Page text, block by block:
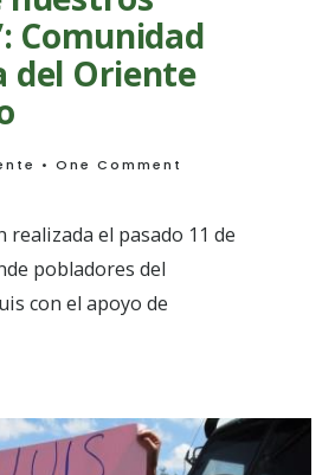
Comunidad
del Oriente
• One Comment
el pasado 11 de
pobladores del
con el apoyo de